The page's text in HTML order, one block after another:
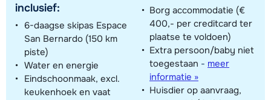
inclusief:
6-daagse skipas Espace
San Bernardo (150 km
piste)
Water en energie
Eindschoonmaak, excl.
keukenhoek en vaat
Borg accommodatie (€
400,- per creditcard ter
plaatse te voldoen)
Extra persoon/baby niet
toegestaan - meer
informatie »
Huisdier op aanvraag,